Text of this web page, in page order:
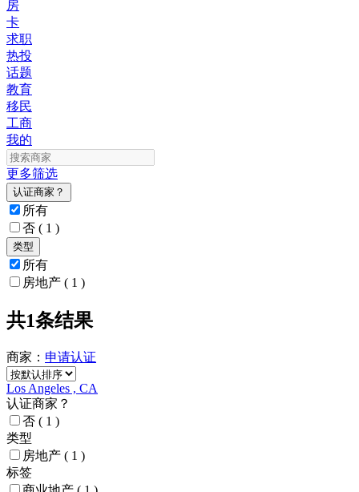
房
卡
求职
热投
话题
教育
移民
工商
我的
更多筛选
认证商家？
所有
否 ( 1 )
类型
所有
房地产 ( 1 )
共1条结果
商家： 申请认证
Los Angeles , CA
认证商家？
否 ( 1 )
类型
房地产 ( 1 )
标签